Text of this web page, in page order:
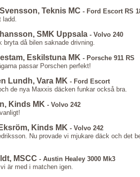
Teknis MC - Ford Escort RS
ladd.
SMK Uppsala - Volvo 240
då bilen saknade drivning.
Eskilstuna MK - Porsche 911 RS
passar Porschen perfekt!
Lundh, Vara MK - Ford Escort
de nya Maxxis däcken funkar också bra.
Kinds MK - Volvo 242
Kinds MK - Volvo 242
Nu provade vi mjukare däck och det
MSCC - Austin Healey 3000 Mk3
är med i matchen igen.